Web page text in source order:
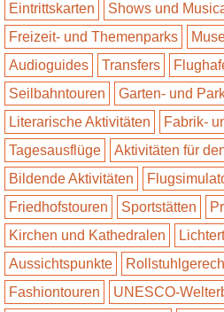
Eintrittskarten
Shows und
Freizeit- und Themenparks
Audioguides
Transfers
Seilbahntouren
Garten- und
Literarische Aktivitäten
Fabrik-
Tagesausflüge
Aktivitäten für
Bildende Aktivitäten
Friedhofstouren
Sportstätten
Kirchen und Kathedralen
Aussichtspunkte
Fashiontouren
UNESCO-